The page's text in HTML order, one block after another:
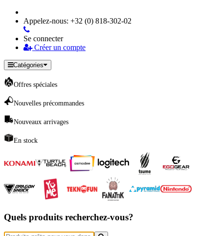
Appelez-nous: +32 (0) 818-302-02
Se connecter
Créer un compte
Catégories
Offres spéciales
Nouvelles précommandes
Nouveaux arrivages
En stock
Quels produits recherchez-vous?